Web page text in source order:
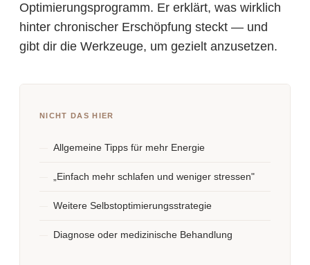
Optimierungsprogramm. Er erklärt, was wirklich
hinter chronischer Erschöpfung steckt — und
gibt dir die Werkzeuge, um gezielt anzusetzen.
NICHT DAS HIER
Allgemeine Tipps für mehr Energie
„Einfach mehr schlafen und weniger stressen"
Weitere Selbstoptimierungsstrategie
Diagnose oder medizinische Behandlung